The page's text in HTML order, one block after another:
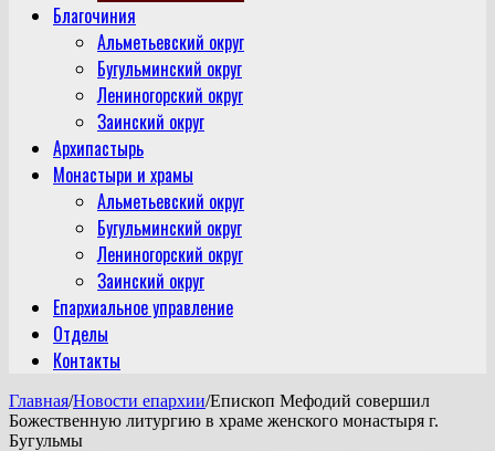
Благочиния
Альметьевский округ
Бугульминский округ
Лениногорский округ
Заинский округ
Архипастырь
Монастыри и храмы
Альметьевский округ
Бугульминский округ
Лениногорский округ
Заинский округ
Епархиальное управление
Отделы
Контакты
Главная/Новости епархии/Епископ Мефодий совершил
Божественную литургию в храме женского монастыря г.
Бугульмы